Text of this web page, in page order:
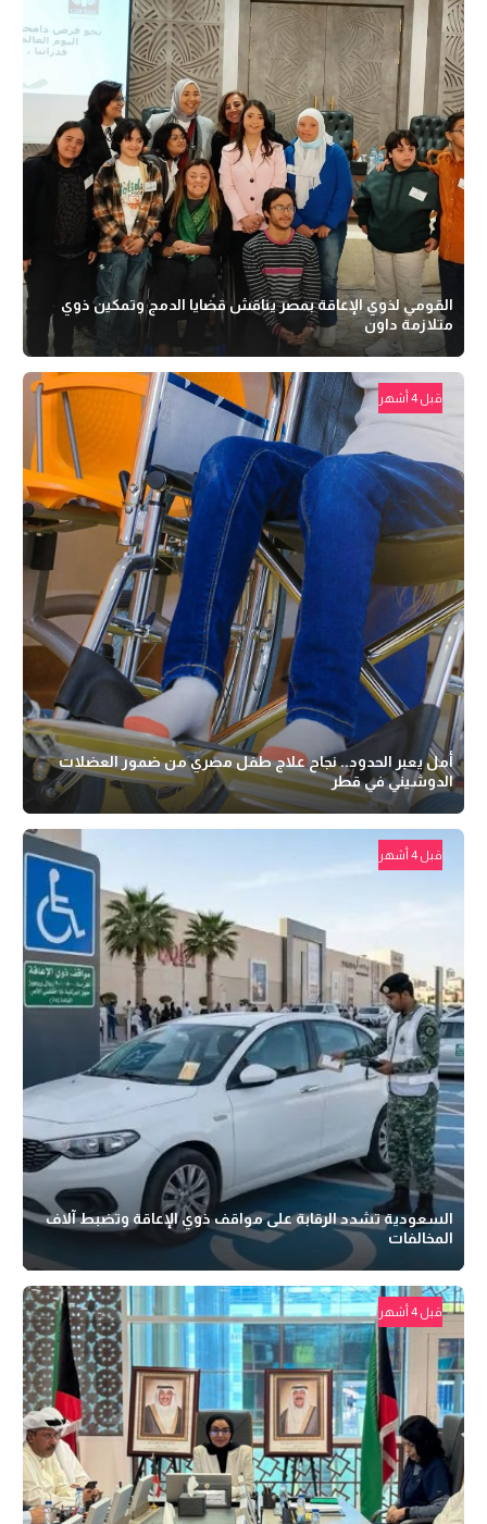
القومي لذوي الإعاقة بمصر يناقش قضايا الدمج وتمكين ذوي
متلازمة داون
قبل 4 أشهر
أمل يعبر الحدود.. نجاح علاج طفل مصري من ضمور العضلات
الدوشيني في قطر
قبل 4 أشهر
السعودية تشدد الرقابة على مواقف ذوي الإعاقة وتضبط آلاف
المخالفات
قبل 4 أشهر